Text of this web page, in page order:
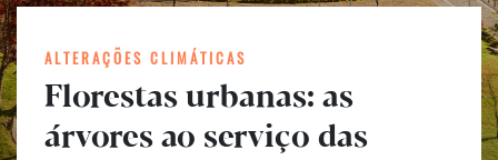
ALTERAÇÕES CLIMÁTICAS
Florestas urbanas: as
árvores ao serviço das